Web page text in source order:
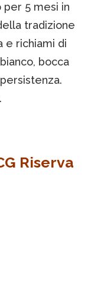
per 5 mesi in
tradizione
e richiami di
bocca
Riserva